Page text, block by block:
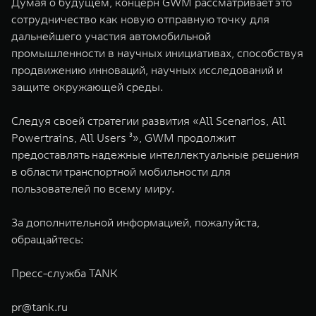
сотрудничество как новую отправную точку для
дальнейшего участия автомобильной
промышленности в научных инициативах, способствуя
продвижению инноваций, научных исследований и
защите окружающей среды.
Следуя своей стратегии развития «All Scenarios, All
Powertrains, All Users ³», GWM продолжит
предоставлять надежные интеллектуальные решения
в области транспортной мобильности для
пользователей по всему миру.
За дополнительной информацией, пожалуйста,
обращайтесь:
Пресс-служба TANK
pr@tank.ru